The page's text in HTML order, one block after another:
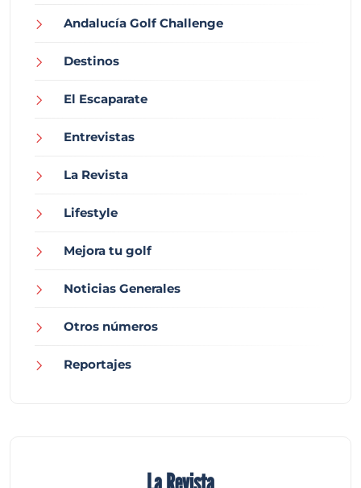
Andalucía Golf Challenge
Destinos
El Escaparate
Entrevistas
La Revista
Lifestyle
Mejora tu golf
Noticias Generales
Otros números
Reportajes